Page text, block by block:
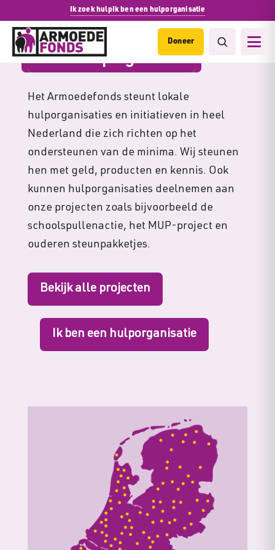
Ik zoek hulpIk ben een hulporganisatie
Doneer
Lokale Hulporganisaties
Het Armoedefonds steunt lokale
hulporganisaties en initiatieven in heel
Nederland die zich richten op het
ondersteunen van de minima. Wij steunen
hen met geld, producten en kennis. Ook
kunnen hulporganisaties deelnemen aan
onze projecten zoals bijvoorbeeld de
schoolspullenactie, het MUP-project en
ouderen steunpakketjes.
Bekijk alle projecten
Ik ben een hulporganisatie